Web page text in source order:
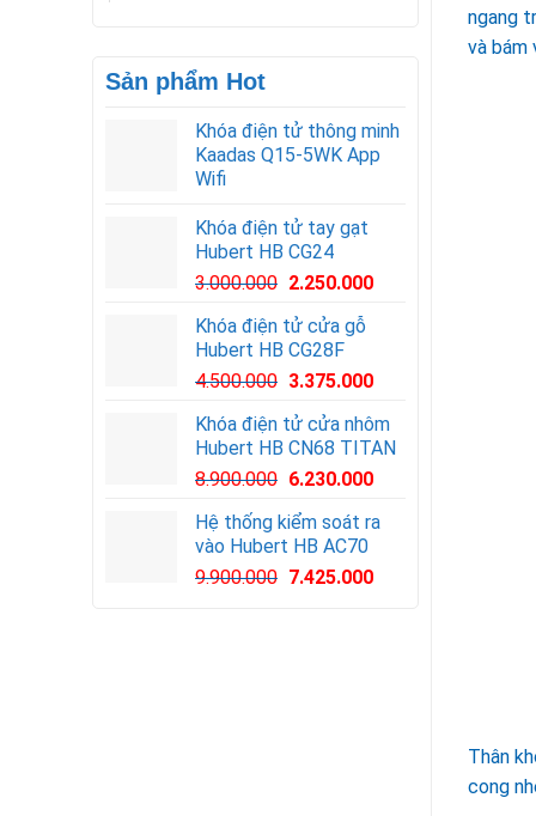
Sản phẩm Hot
Khóa điện tử thông minh
Kaadas Q15-5WK App
Wifi
Khóa điện tử tay gạt
Hubert HB CG24
3.000.000 2.250.000
Khóa điện tử cửa gỗ
Hubert HB CG28F
4.500.000 Giá
là:
4.500.000VND.
3.375.000Giá
tại
là:
3.375.000VND.
Khóa điện tử cửa nhôm
Hubert HB CN68 TITAN
8.900.000 6.230.000
Hệ thống kiểm soát ra
vào Hubert HB AC70
9.900.000 Giá
7.425.000Giá
ngang
và bám
Thân
cong